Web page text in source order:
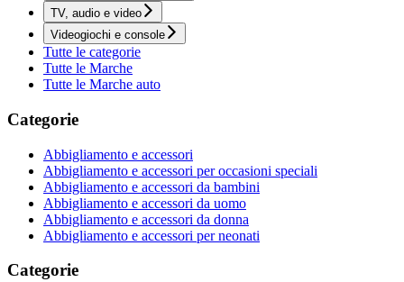
TV, audio e video
Videogiochi e console
Tutte le categorie
Tutte le Marche
Tutte le Marche auto
Categorie
Abbigliamento e accessori
Abbigliamento e accessori per occasioni speciali
Abbigliamento e accessori da bambini
Abbigliamento e accessori da uomo
Abbigliamento e accessori da donna
Abbigliamento e accessori per neonati
Categorie